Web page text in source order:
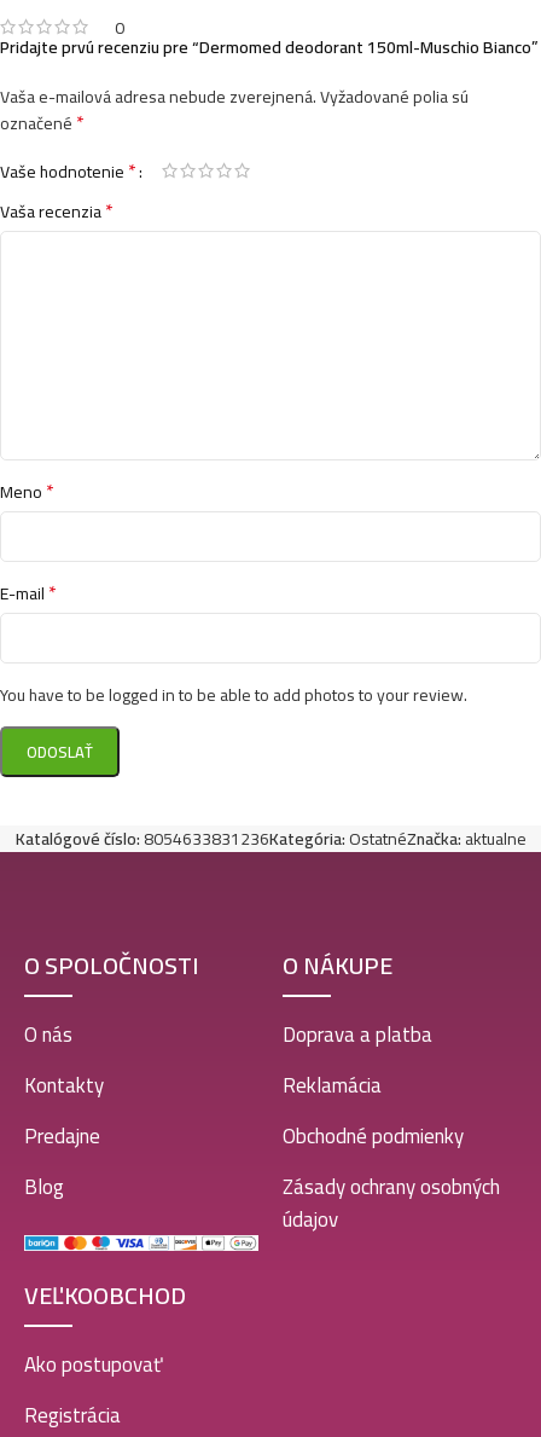
0
Pridajte prvú recenziu pre “Dermomed deodorant 150ml-Muschio Bianco”
Vaša e-mailová adresa nebude zverejnená.Vyžadované polia sú
označené*
Vaše hodnotenie*
Vaša recenzia*
Meno*
E-mail*
You have to be logged in to be able to add photos to your review.
Katalógové číslo:8054633831236Kategória:OstatnéZnačka:aktualne
O SPOLOČNOSTI
O nás
Kontakty
Predajne
Blog
O NÁKUPE
Doprava a platba
Reklamácia
Obchodné podmienky
Zásady ochrany osobných
údajov
VEĽKOOBCHOD
Ako postupovať
Registrácia